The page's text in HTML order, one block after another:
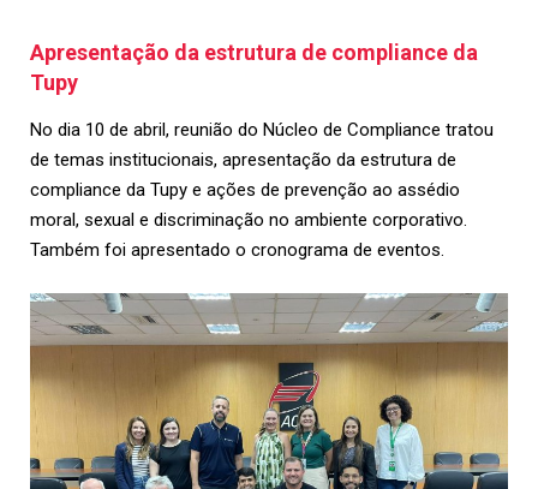
Apresentação da estrutura de compliance da
Tupy
No dia 10 de abril, reunião do Núcleo de Compliance tratou
de temas institucionais, apresentação da estrutura de
compliance da Tupy e ações de prevenção ao assédio
moral, sexual e discriminação no ambiente corporativo.
Também foi apresentado o cronograma de eventos.